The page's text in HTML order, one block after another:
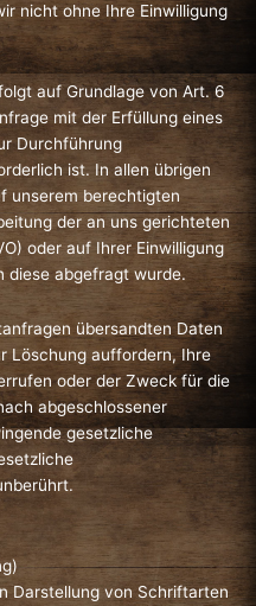
nicht ohne Ihre Einwilligung
auf Grundlage von Art. 6
mit der Erfüllung eines
Durchführung
ist. In allen übrigen
unserem berechtigten
der an uns gerichteten
oder auf Ihrer Einwilligung
diese abgefragt wurde.
übersandten Daten
Löschung auffordern, Ihre
oder der Zweck für die
abgeschlossener
gesetzliche
Darstellung von Schriftarten